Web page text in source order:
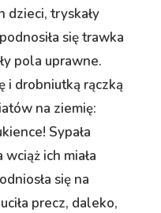
dzieci, tryskały
się trawka
pola uprawne.
i drobniutką rączką
na ziemię:
Sypała
ich miała
się na
precz, daleko,